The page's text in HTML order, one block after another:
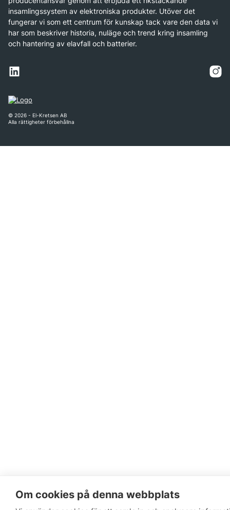
insamlingssystem av elektroniska produkter. Utöver det
fungerar vi som ett centrum för kunskap tack vare den data vi
har som beskriver historia, nuläge och trend kring insamling
och hantering av elavfall och batterier.
© 2026 - El-Kretsen AB
Alla rättigheter förbehållna
Om cookies på denna webbplats